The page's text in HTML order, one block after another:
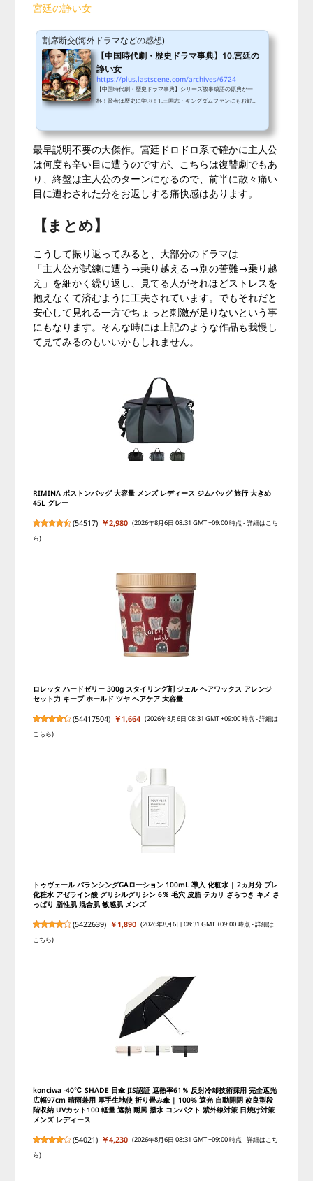
宮廷の諍い女
割席断交(海外ドラマなどの感想)
【中国時代劇・歴史ドラマ事典】10.宮廷の
諍い女
https://plus.lastscene.com/archives/6724
【中国時代劇・歴史ドラマ事典】シリーズ故事成語の原典が一
杯！賢者は歴史に学ぶ！1.三国志・キングダムファンにもお勧
越-越王勾践7.孫子兵法8.隋唐演義9.その他、脱落したドラマとこ
こまでのまとめ10.宮廷の諍い女11.水滸伝12.琅琊榜（ろうやぼ
う）―麒麟の才子、風雲起こす―13.則天武后〜美しき謀りの妃1
4.武則天－The Empress－(武媚娘傳奇) 15.蘭陵王 16.岳飛伝-THE
LAST HERO- 17.傾城の雪 18.宮 ...
最早説明不要の大傑作。宮廷ドロドロ系で確かに主人公
は何度も辛い目に遭うのですが、こちらは復讐劇でもあ
り、終盤は主人公のターンになるので、前半に散々痛い
目に遭わされた分をお返しする痛快感はあります。
【まとめ】
こうして振り返ってみると、大部分のドラマは
「主人公が試練に遭う→乗り越える→別の苦難→乗り越
え」を細かく繰り返し、見てる人がそれほどストレスを
抱えなくて済むように工夫されています。でもそれだと
安心して見れる一方でちょっと刺激が足りないという事
にもなります。そんな時には上記のような作品も我慢し
て見てみるのもいいかもしれません。
RIMINA ボストンバッグ 大容量 メンズ レディース ジムバッグ 旅行 大きめ
45L グレー
(54517) ￥2,980 (2026年8月6日 08:31 GMT +09:00 時点 -詳細はこち
ら)
ロレッタ ハードゼリー 300g スタイリング剤 ジェル ヘアワックス アレンジ
セット力 キープ ホールド ツヤ ヘアケア 大容量
(54417504) ￥1,664 (2026年8月6日 08:31 GMT +09:00 時点 -詳細は
こちら)
トゥヴェール バランシングGAローション 100mL 導入 化粧水 | 2ヵ月分 プレ
化粧水 アゼライン酸 グリシルグリシン 6％ 毛穴 皮脂 テカリ ざらつき キメ さ
っぱり 脂性肌 混合肌 敏感肌 メンズ
(5422639) ￥1,890 (2026年8月6日 08:31 GMT +09:00 時点 -詳細は
こちら)
konciwa -40℃ SHADE 日傘 JIS認証 遮熱率61％ 反射冷却技術採用 完全遮光
広幅97cm 晴雨兼用 厚手生地使 折り畳み傘 | 100% 遮光 自動開閉 改良型段
階収納 UVカット100 軽量 遮熱 耐風 撥水 コンパクト 紫外線対策 日焼け対策
メンズ レディース
(54021) ￥4,230 (2026年8月6日 08:31 GMT +09:00 時点 -詳細はこち
ら)